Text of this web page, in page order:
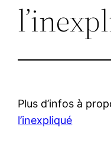
Plus d’infos à
l’inexpliqué